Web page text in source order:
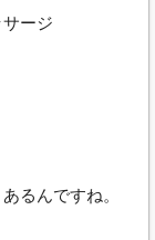
ージ
るんですね。